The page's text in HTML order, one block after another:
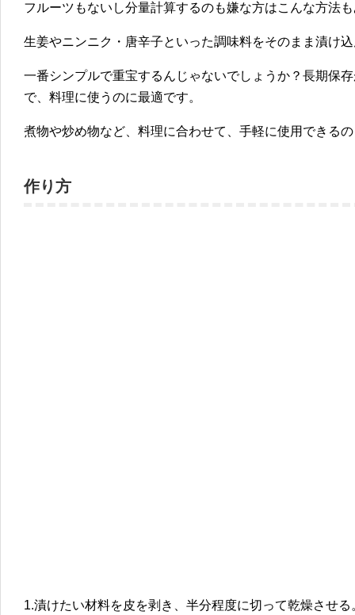
フルーツもないし分量計算するのも嫌な方はこんな方法
生姜やニンニク・唐辛子といった調味料をそのまま漬け
一番シンプルで重宝するんじゃないでしょうか？長期保
で、料理に使うのに最適です。
煮物や炒め物など、料理に合わせて、手軽に使用できる
作り方
1.漬けたい材料を皮を剥き、半分程度に切って乾燥させる